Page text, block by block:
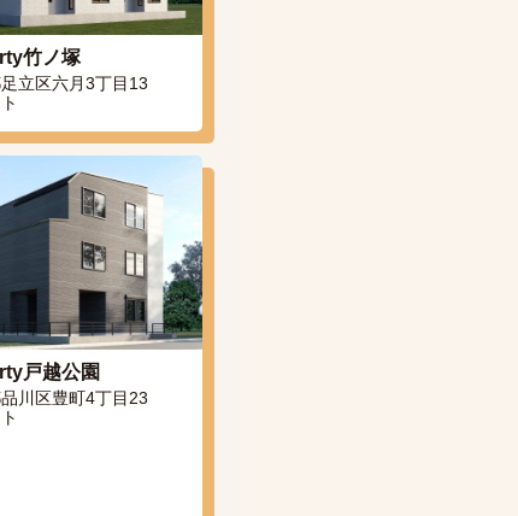
竹ノ塚
立区六月3丁目13
戸越公園
川区豊町4丁目23